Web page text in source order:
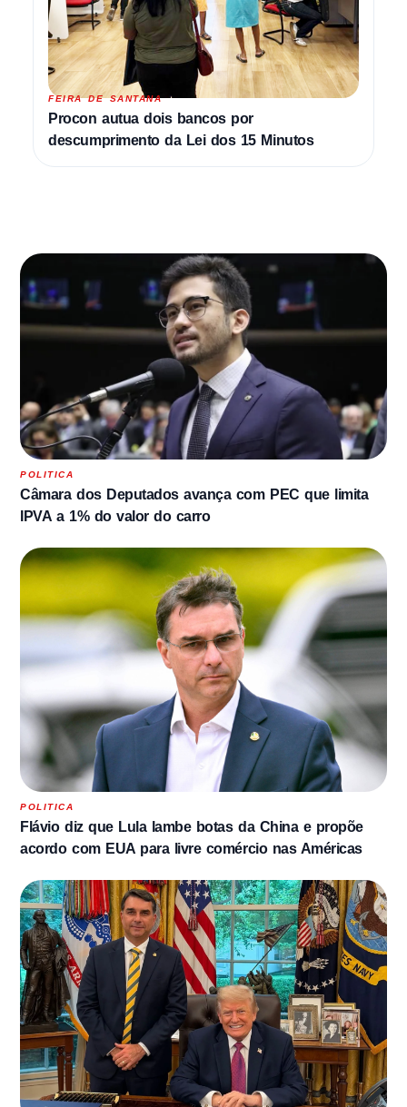
FEIRA DE SANTANA
Procon autua dois bancos por
descumprimento da Lei dos 15 Minutos
POLITICA
Câmara dos Deputados avança com PEC que limita
IPVA a 1% do valor do carro
POLITICA
Flávio diz que Lula lambe botas da China e propõe
acordo com EUA para livre comércio nas Américas